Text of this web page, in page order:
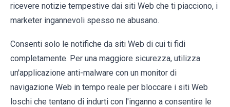
ricevere notizie tempestive dai siti Web che ti piacciono, i
marketer ingannevoli spesso ne abusano.
Consenti solo le notifiche da siti Web di cui ti fidi
completamente. Per una maggiore sicurezza, utilizza
un'applicazione anti-malware con un monitor di
navigazione Web in tempo reale per bloccare i siti Web
loschi che tentano di indurti con l'inganno a consentire le